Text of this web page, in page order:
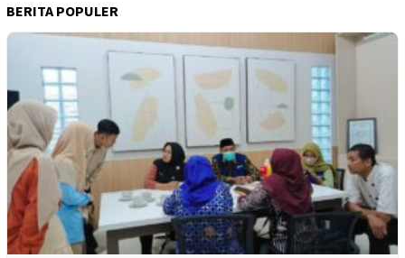
BERITA POPULER